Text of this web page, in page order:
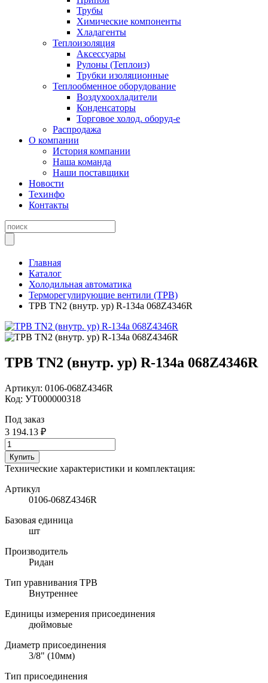
Трубы
Химические компоненты
Хладагенты
Теплоизоляция
Аксессуары
Рулоны (Теплоиз)
Трубки изоляционные
Теплообменное оборудование
Воздухоохладители
Конденсаторы
Торговое холод. оборуд-е
Распродажа
О компании
История компании
Наша команда
Наши поставщики
Новости
Техинфо
Контакты
Главная
Каталог
Холодильная автоматика
Терморегулирующие вентили (ТРВ)
ТРВ TN2 (внутр. ур) R-134a 068Z4346R
ТРВ TN2 (внутр. ур) R-134a 068Z4346R
Артикул: 0106-068Z4346R
Код: УТ000000318
Под заказ
3 194.13 ₽
Купить
Технические характеристики и комплектация:
Артикул
0106-068Z4346R
Базовая единица
шт
Производитель
Ридан
Тип уравнивания ТРВ
Внутреннее
Единицы измерения присоединения
дюймовые
Диаметр присоединения
3/8" (10мм)
Тип присоединения